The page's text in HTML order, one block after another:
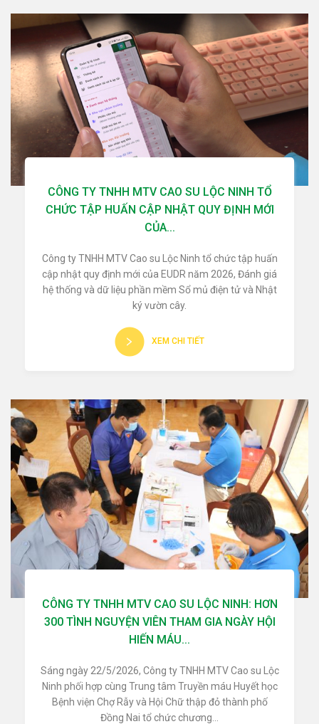
CÔNG TY TNHH MTV CAO SU LỘC NINH TỔ
CHỨC TẬP HUẤN CẬP NHẬT QUY ĐỊNH MỚI
CỦA...
Công ty TNHH MTV Cao su Lộc Ninh tổ chức tập huấn
cập nhật quy định mới của EUDR năm 2026, Đánh giá
hệ thống và dữ liệu phần mềm Sổ mủ điện tử và Nhật
ký vườn cây.
XEM CHI TIẾT
CÔNG TY TNHH MTV CAO SU LỘC NINH: HƠN
300 TÌNH NGUYỆN VIÊN THAM GIA NGÀY HỘI
HIẾN MÁU...
Sáng ngày 22/5/2026, Công ty TNHH MTV Cao su Lộc
Ninh phối hợp cùng Trung tâm Truyền máu Huyết học
Bệnh viện Chợ Rẫy và Hội Chữ thập đỏ thành phố
Đồng Nai tổ chức chương...